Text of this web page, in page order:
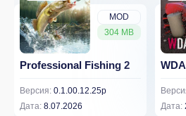
MOD
304 MB
Professional Fishing 2
Версия: 0.1.00.12.25p
Дата: 8.07.2026
Дата: